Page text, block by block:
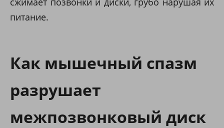
питание.
Как мышечный спазм
разрушает
межпозвонковый диск